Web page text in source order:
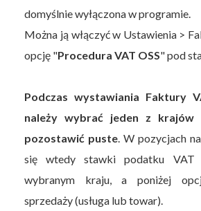
domyślnie wyłączona w programie.
Można ją włączyć w Ustawienia >
opcję "Procedura VAT OSS" pod
Podczas wystawiania Faktury
należy wybrać jeden z krajów
pozostawić puste . W pozycjach
się wtedy stawki podatku VAT
wybranym kraju, a poniżej
sprzedaży (usługa lub towar).